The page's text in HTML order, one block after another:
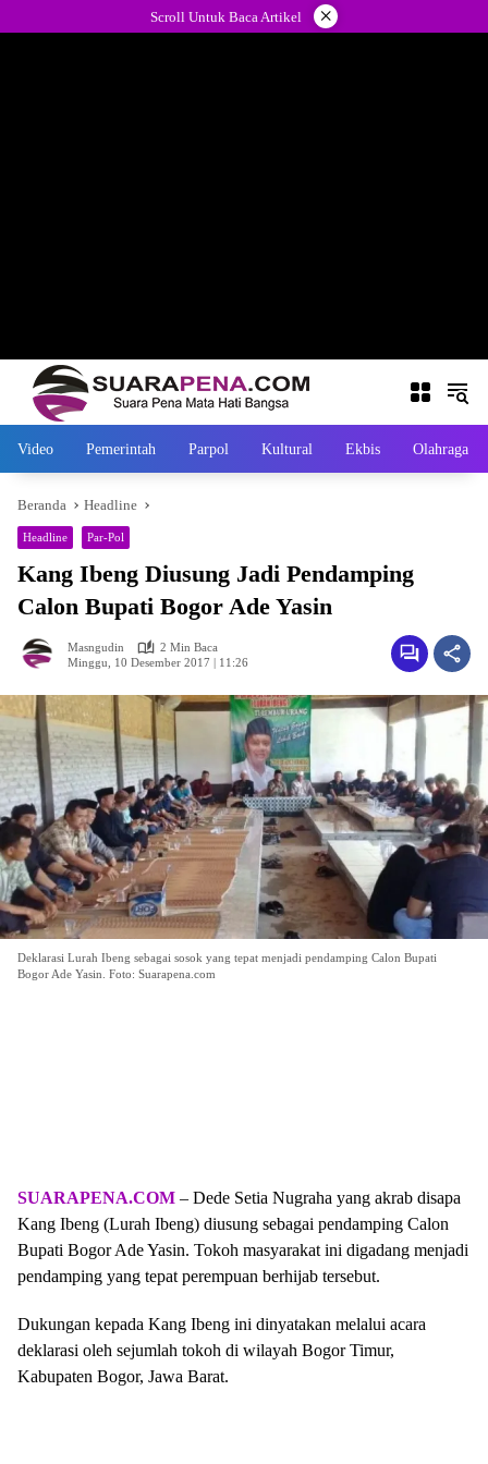
ke
Scroll Untuk Baca Artikel ×
Video Pemerintah Parpol Kultural Ekbis Olahraga
Beranda Headline
Headline Par-Pol
Kang Ibeng Diusung Jadi Pendamping
Calon Bupati Bogor Ade Yasin
Masngudin
2 Min Baca
Minggu, 10 Desember 2017 | 11:26
Deklarasi Lurah Ibeng sebagai sosok yang tepat menjadi pendamping Calon Bupati
Bogor Ade Yasin. Foto: Suarapena.com
SUARAPENA.COM – Dede Setia Nugraha yang akrab disapa
Kang Ibeng (Lurah Ibeng) diusung sebagai pendamping Calon
Bupati Bogor Ade Yasin. Tokoh masyarakat ini digadang menjadi
pendamping yang tepat perempuan berhijab tersebut.
Dukungan kepada Kang Ibeng ini dinyatakan melalui acara
deklarasi oleh sejumlah tokoh di wilayah Bogor Timur,
Kabupaten Bogor, Jawa Barat.